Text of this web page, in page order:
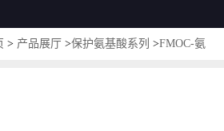
> 产品展厅 >保护氨基酸系列 >FMOC-氨